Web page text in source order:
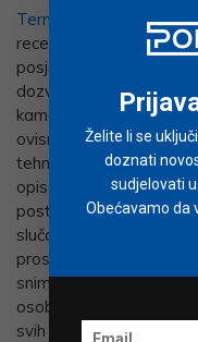
Termo kamere
je
recepcije (ako ju imate)
posjetitelja. Ako u
dozvoljavaju protok
kameru fiksirati da
ovisno o
tehnologija kamere se
opisanu mogućnost
postavljene tako da
slučaju očitovanja
prostor u kojega ulazi
snima istovremeno, bit
osoba koja je
svih posjetitelja i
Želite li se
doznati
sudjelovati
Obećavamo da